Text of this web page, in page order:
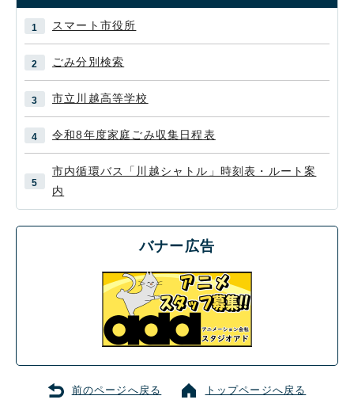
スマート市役所
ごみ分別検索
市立川越高等学校
令和8年度家庭ごみ収集日程表
市内循環バス「川越シャトル」時刻表・ルート案
内
バナー広告
前のページへ戻る トップページへ戻る